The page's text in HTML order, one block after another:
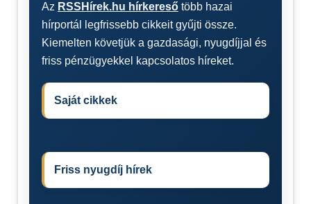
Az RSSHírek.hu hírkereső több hazai
hírportál legfrissebb cikkeit gyűjti össze.
Kiemelten követjük a gazdasági, nyugdíjjal és
friss pénzügyekkel kapcsolatos híreket.
Saját cikkek
Friss nyugdíj hírek